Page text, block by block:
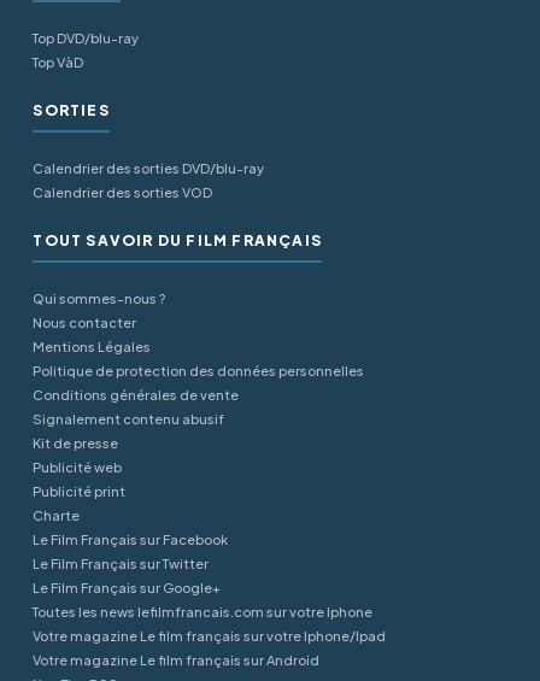
Top DVD/blu-ray
Top VàD
SORTIES
Calendrier des sorties DVD/blu-ray
Calendrier des sorties VOD
TOUT SAVOIR DU FILM FRANÇAIS
Qui sommes-nous ?
Nous contacter
Mentions Légales
Politique de protection des données personnelles
Conditions générales de vente
Signalement contenu abusif
Kit de presse
Publicité web
Publicité print
Charte
Le Film Français sur Facebook
Le Film Français sur Twitter
Le Film Français sur Google+
Toutes les news lefilmfrancais.com sur votre Iphone
Votre magazine Le film français sur votre Iphone/Ipad
Votre magazine Le film français sur Android